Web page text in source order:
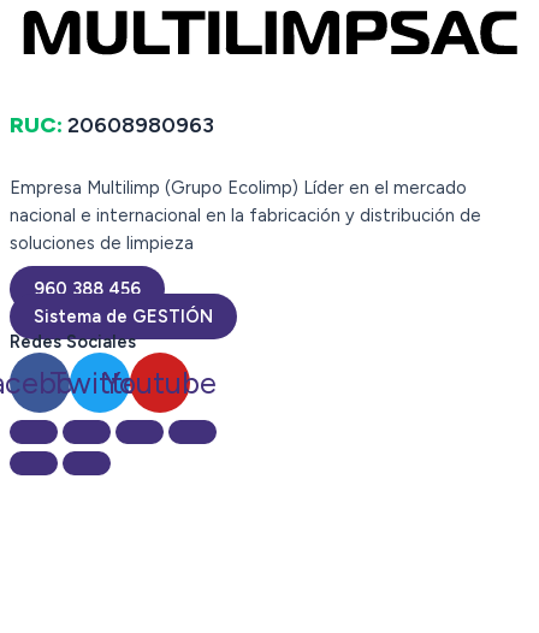
RUC: 20608980963
Empresa Multilimp (Grupo Ecolimp) Líder en el mercado
nacional e internacional en la fabricación y distribución de
soluciones de limpieza
960 388 456
Sistema de GESTIÓN
Redes Sociales
TwitterYoutube